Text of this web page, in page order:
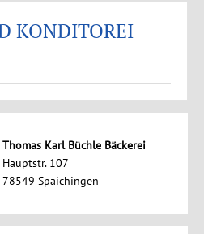
KONDITOREI
Thomas Karl Büchle Bäckerei
Hauptstr. 107
78549 Spaichingen